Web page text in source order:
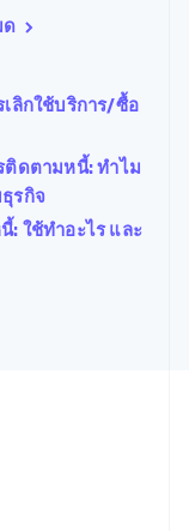
ด
ลิกใช้บริการ/ซื้อ
ติดตามหนี้: ทําไม
รกิจ
: ใช้ทำอะไร และ